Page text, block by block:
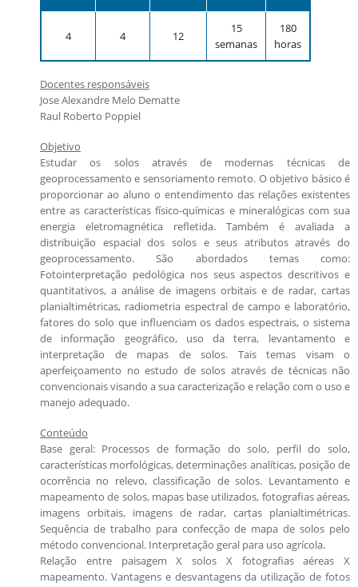
Candidatos estrangeiros
Inscrições recebidas
Exames e arguições
Resultado da seleção
4 4 12
15
semanas
180
horas
Docentes responsáveis
Jose Alexandre Melo Dematte
Raul Roberto Poppiel
Objetivo
Estudar os solos através de modernas técnicas de
geoprocessamento e sensoriamento remoto. O objetivo básico é
proporcionar ao aluno o entendimento das relações existentes
entre as características físico-químicas e mineralógicas com sua
energia eletromagnética refletida. Também é avaliada a
distribuição espacial dos solos e seus atributos através do
geoprocessamento. São abordados temas como:
Fotointerpretação pedológica nos seus aspectos descritivos e
quantitativos, a análise de imagens orbitais e de radar, cartas
planialtimétricas, radiometria espectral de campo e laboratório,
fatores do solo que influenciam os dados espectrais, o sistema
de informação geográfico, uso da terra, levantamento e
interpretação de mapas de solos. Tais temas visam o
aperfeiçoamento no estudo de solos através de técnicas não
convencionais visando a sua caracterização e relação com o uso e
manejo adequado.
Conteúdo
Base geral: Processos de formação do solo, perfil do solo,
características morfológicas, determinações analíticas, posição de
ocorrência no relevo, classificação de solos. Levantamento e
mapeamento de solos, mapas base utilizados, fotografias aéreas,
imagens orbitais, imagens de radar, cartas planialtimétricas.
Sequência de trabalho para confecção de mapa de solos pelo
método convencional. Interpretação geral para uso agrícola.
Relação entre paisagem X solos X fotografias aéreas X
mapeamento. Vantagens e desvantagens da utilização de fotos